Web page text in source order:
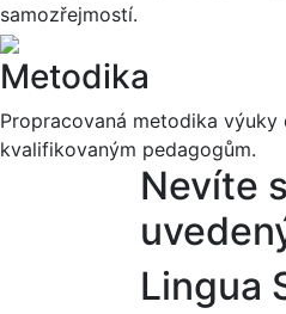
samozřejmostí.
Metodika
Propracovaná metodika výuky
kvalifikovaným pedagogům.
Nevíte
Lingua